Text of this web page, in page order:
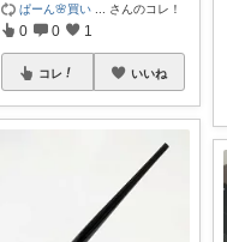
ぱーん🌸買い さんのコレ！
0 0 1
コレ いいね